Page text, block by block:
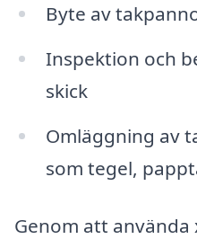
Byte av
Inspektion och
skick
Omläggning av
som tegel,
Genom att